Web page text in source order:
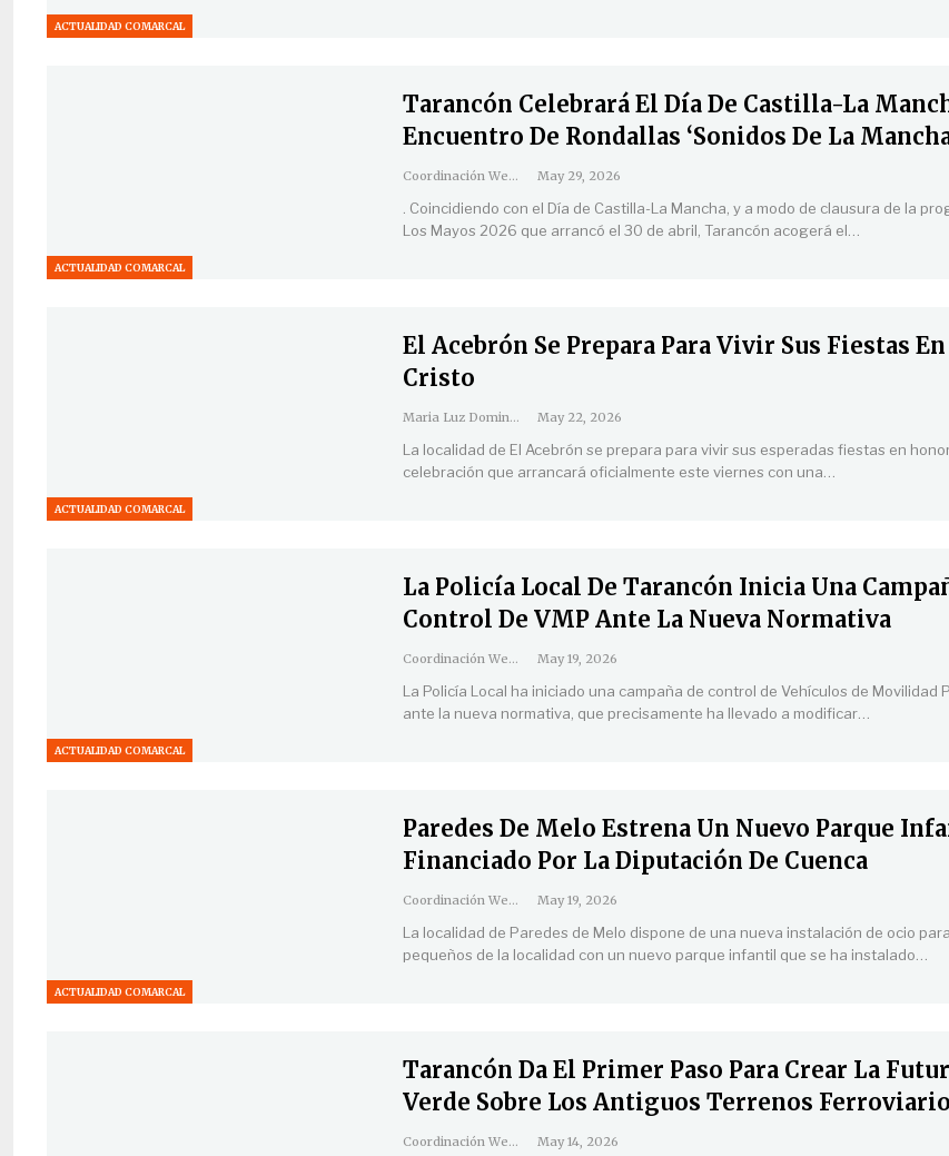
ACTUALIDAD COMARCAL
ACTUALIDAD COMARCAL
Tarancón Celebrará El Día De Castilla-La
Encuentro De Rondallas ‘Sonidos De La
Coordinación Web May 29, 2026
. Coincidiendo con el Día de Castilla-La Mancha, y a modo de clausura de la
Los Mayos 2026 que arrancó el 30 de abril, Tarancón acogerá el…
ACTUALIDAD COMARCAL
El Acebrón Se Prepara Para Vivir Sus Fiestas
Cristo
Maria Luz Dominguez May 22, 2026
La localidad de El Acebrón se prepara para vivir sus esperadas fiestas en
celebración que arrancará oficialmente este viernes con una…
ACTUALIDAD COMARCAL
La Policía Local De Tarancón Inicia Una
Control De VMP Ante La Nueva Normativa
Coordinación Web May 19, 2026
La Policía Local ha iniciado una campaña de control de Vehículos de Movilidad
ante la nueva normativa, que precisamente ha llevado a modificar…
ACTUALIDAD COMARCAL
Paredes De Melo Estrena Un Nuevo Parque
Financiado Por La Diputación De Cuenca
Coordinación Web May 19, 2026
La localidad de Paredes de Melo dispone de una nueva instalación de ocio
pequeños de la localidad con un nuevo parque infantil que se ha instalado…
Tarancón Da El Primer Paso Para Crear La
Verde Sobre Los Antiguos Terrenos
Coordinación Web May 14, 2026